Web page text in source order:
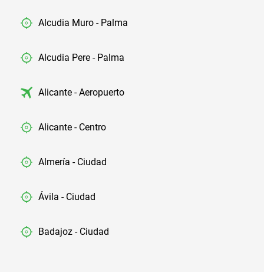
Alcudia Muro - Palma
Alcudia Pere - Palma
Alicante - Aeropuerto
Alicante - Centro
Almería - Ciudad
Ávila - Ciudad
Badajoz - Ciudad